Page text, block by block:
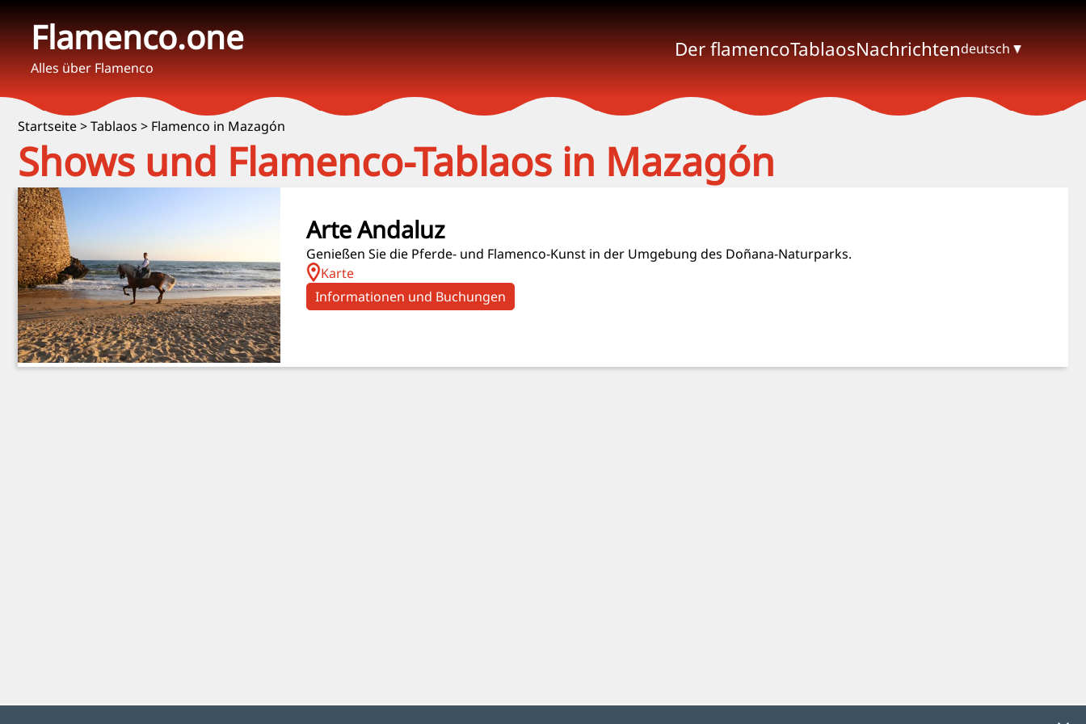
Flamenco.one
Alles über Flamenco
Der flamencoTablaosNachrichtendeutsch
Startseite>Tablaos > Flamenco in Mazagón
Shows und Flamenco-Tablaos in Mazagón
Arte Andaluz
Genießen Sie die Pferde- und Flamenco-Kunst in der Umgebung des Doñana-Naturparks.
Karte
Informationen und Buchungen